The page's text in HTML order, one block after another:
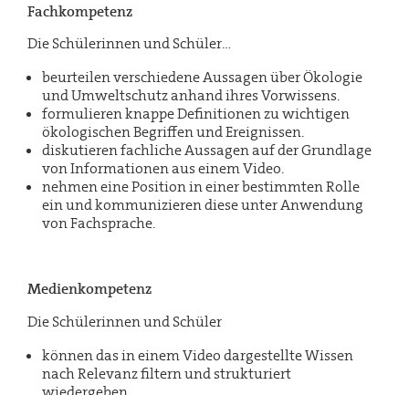
Fachkompetenz
Die Schülerinnen und Schüler…
beurteilen verschiedene Aussagen über Ökologie
und Umweltschutz anhand ihres Vorwissens.
formulieren knappe Definitionen zu wichtigen
ökologischen Begriffen und Ereignissen.
diskutieren fachliche Aussagen auf der Grundlage
von Informationen aus einem Video.
nehmen eine Position in einer bestimmten Rolle
ein und kommunizieren diese unter Anwendung
von Fachsprache.
Medienkompetenz
Die Schülerinnen und Schüler
können das in einem Video dargestellte Wissen
nach Relevanz filtern und strukturiert